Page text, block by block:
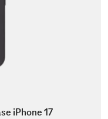
iPhone 17